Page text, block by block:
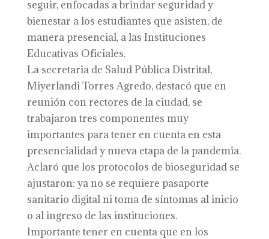
seguir, enfocadas a brindar seguridad y
bienestar a los estudiantes que asisten, de
manera presencial, a las Instituciones
Educativas Oficiales.
La secretaria de Salud Pública Distrital,
Miyerlandi Torres Agredo, destacó que en
reunión con rectores de la ciudad, se
trabajaron tres componentes muy
importantes para tener en cuenta en esta
presencialidad y nueva etapa de la pandemia.
Aclaró que los protocolos de bioseguridad se
ajustaron: ya no se requiere pasaporte
sanitario digital ni toma de síntomas al inicio
o al ingreso de las instituciones.
Importante tener en cuenta que en los